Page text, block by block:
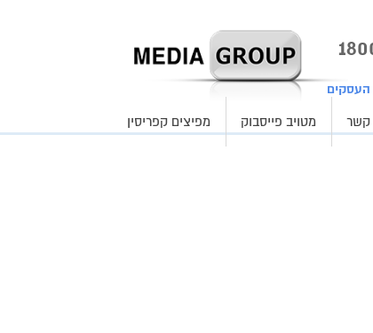
קשר מטויב פייסבוק מפיצים קפריסין
העסקים